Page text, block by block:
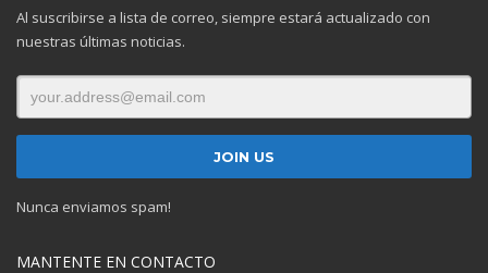
Al suscribirse a lista de correo, siempre estará actualizado con
nuestras últimas noticias.
Nunca enviamos spam!
MANTENTE EN CONTACTO